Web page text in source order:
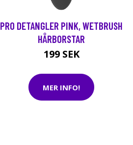
PRO DETANGLER PINK, WETBRUSH
HÅRBORSTAR
199 SEK
MER INFO!